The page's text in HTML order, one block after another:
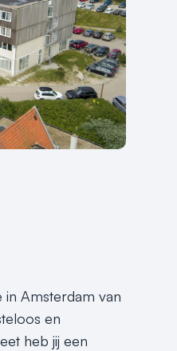
in Amsterdam van
en
heb jij een